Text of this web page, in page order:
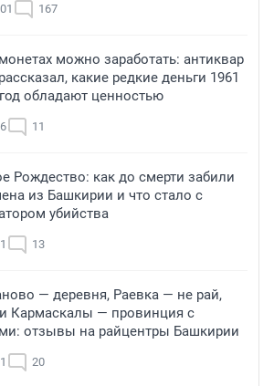
167
можно заработать: антиквар
какие редкие деньги 1961
обладают ценностью
11
Рождество: как до смерти забили
из Башкирии и что стало с
убийства
13
— деревня, Раевка — не рай,
Кармаскалы — провинция с
отзывы на райцентры Башкирии
20